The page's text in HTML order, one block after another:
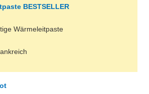
BESTSELLER
Wärmeleitpaste